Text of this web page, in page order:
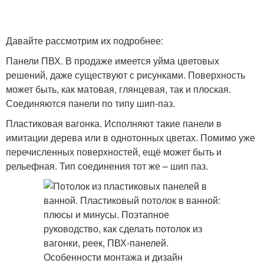
Давайте рассмотрим их подробнее:
Панели ПВХ. В продаже имеется уйма цветовых
решений, даже существуют с рисунками. Поверхность
может быть, как матовая, глянцевая, так и плоская.
Соединяются панели по типу шип-паз.
Пластиковая вагонка. Исполняют такие панели в
имитации дерева или в однотонных цветах. Помимо уже
перечисленных поверхностей, ещё может быть и
рельефная. Тип соединения тот же – шип паз.